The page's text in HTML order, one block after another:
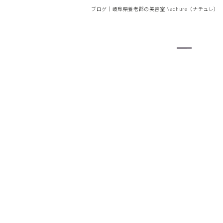
ブログ｜岐阜県養老郡の美容室 Nachure（ナチュレ）